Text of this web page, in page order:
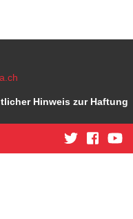
Hinweis zur Haftung